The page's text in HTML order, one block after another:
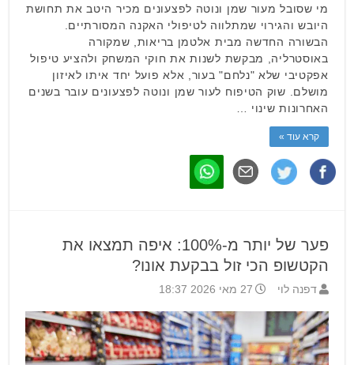
מי שסובל מעור שמן ונוטה לפצעונים מכיר היטב את תחושת
היובש והגירוי שמתלווה לטיפולי האקנה המסורתיים.
הבשורה החדשה מבית אלטמן בריאות, שמקורה
באוסטרליה, מבקשת לשנות את חוקי המשחק ולהציע טיפול
אפקטיבי שלא "נלחם" בעור, אלא פועל יחד איתו לאיזון
מושלם. שוק הטיפוח לעור שמן ונוטה לפצעונים עובר בשנים
האחרונות שינוי …
קרא עוד »
פער של יותר מ-100%: איפה תמצאו את
הקטשופ הכי זול בבקעת אונו?
דפנה לוי 27 מאי 2026 18:37